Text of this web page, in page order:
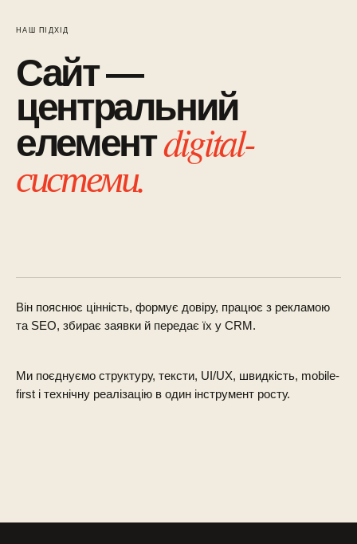
НАШ ПІДХІД
Сайт —
центральний
елементdigital-
системи.
Він пояснює цінність, формує довіру, працює з рекламою
та SEO, збирає заявки й передає їх у CRM.
Ми поєднуємо структуру, тексти, UI/UX, швидкість, mobile-
first і технічну реалізацію в один інструмент росту.